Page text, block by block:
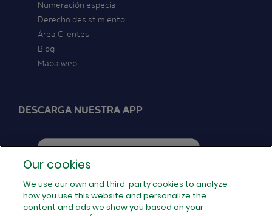
Numeración especial
Derecho desistimiento
Área Clientes
Blog
Mapa web
DESCARGA NUESTRA APP
SÍGUENOS EN REDES
Our cookies
We use our own and third-party cookies to analyze
how you use this website and personalize the
content and ads we show you based on your